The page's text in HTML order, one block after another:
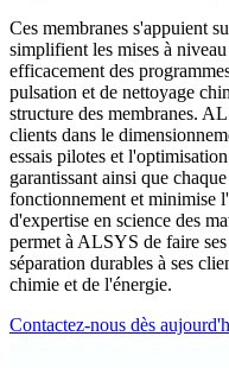
Ces membranes s'appuient
simplifient les mises à
efficacement des
pulsation et de nettoyage
structure des membranes.
clients dans le
essais pilotes et
garantissant ainsi que
fonctionnement et minimise
d'expertise en science des
permet à ALSYS de faire
séparation durables à ses
chimie et de l'énergie.
Contactez-nous dès